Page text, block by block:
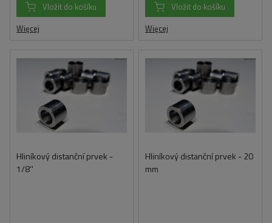
Vložit do košíku
Więcej
Vložit do košíku
Więcej
Hliníkový distanční prvek -
1/8''
Hliníkový distanční prvek - 20
mm